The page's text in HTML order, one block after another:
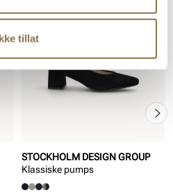
tillat
STOCKHOLM DESIGN GROUP
Klassiske pumps